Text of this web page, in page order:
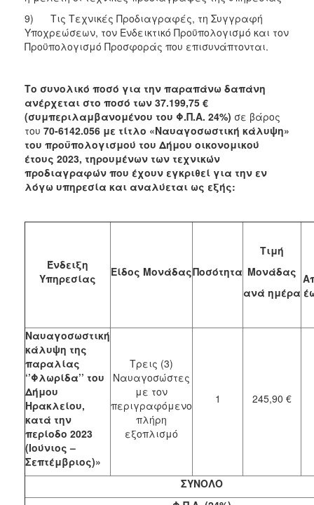
9) Τις Τεχνικές Προδιαγραφές, τη Συγγραφή
Υποχρεώσεων, τον Ενδεικτικό Προϋπολογισμό και τον
Προϋπολογισμό Προσφοράς που επισυνάπτονται.
Το συνολικό ποσό για την παραπάνω δαπάνη
ανέρχεται στο ποσό των 37.199,75 €
(συμπεριλαμβανομένου του Φ.Π.Α. 24%) σε βάρος
του 70-6142.056 με τίτλο «Ναυαγοσωστική κάλυψη»
του προϋπολογισμού του Δήμου οικονομικού
έτους 2023, τηρουμένων των τεχνικών
προδιαγραφών που έχουν εγκριθεί για την εν
λόγω υπηρεσία και αναλύεται ως εξής:
Ένδειξη
Υπηρεσίας
Είδος ΜονάδαςΠοσότητα
Τιμή
Μονάδας
ανά ημέρα
Ναυαγοσωστική
κάλυψη της
παραλίας
‘’Φλωρίδα’’ του
Δήμου
Ηρακλείου,
κατά την
περίοδο 2023
(Ιούνιος –
Σεπτέμβριος)»
Τρεις (3)
Ναυαγοσώστες
με τον
περιγραφόμενο
πλήρη
εξοπλισμό
1 245,90 €
ΣΥΝΟΛΟ